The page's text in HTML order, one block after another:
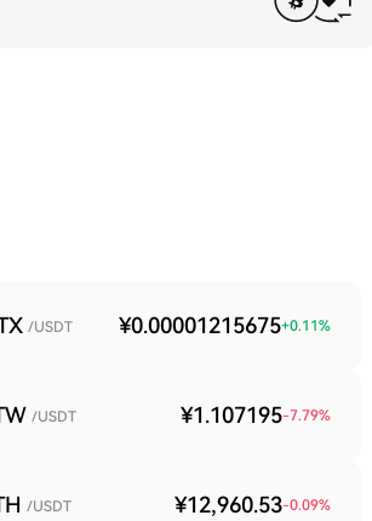
/USDT ¥0.00001215675+0.11%
/USDT ¥1.107195-7.79%
/USDT ¥12,960.53-0.09%